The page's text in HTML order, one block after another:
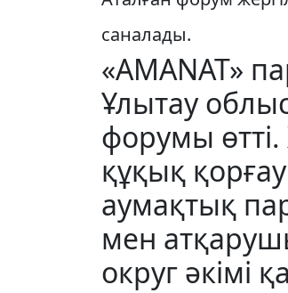
саналады.
«AMANAT»
Ұлытау
форумы өтті.
құқық
аумақтық
мен
округ әкімі